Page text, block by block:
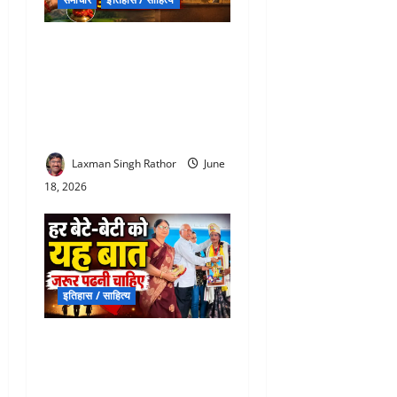
Laxman Singh Rathor
June
18, 2026
इतिहास / साहित्य